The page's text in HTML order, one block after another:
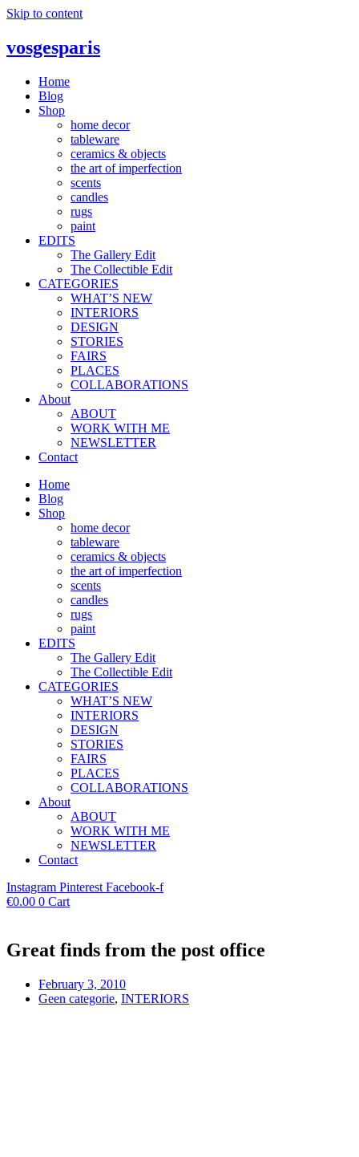
Skip to content
vosgesparis
Home
Blog
Shop
home decor
tableware
ceramics & objects
the art of imperfection
scents
candles
rugs
paint
EDITS
The Gallery Edit
The Collectible Edit
CATEGORIES
WHAT’S NEW
INTERIORS
DESIGN
STORIES
FAIRS
PLACES
COLLABORATIONS
About
ABOUT
WORK WITH ME
NEWSLETTER
Contact
Home
Blog
Shop
home decor
tableware
ceramics & objects
the art of imperfection
scents
candles
rugs
paint
EDITS
The Gallery Edit
The Collectible Edit
CATEGORIES
WHAT’S NEW
INTERIORS
DESIGN
STORIES
FAIRS
PLACES
COLLABORATIONS
About
ABOUT
WORK WITH ME
NEWSLETTER
Contact
Instagram Pinterest Facebook-f
€0.00 0 Cart
Great finds from the post office
February 3, 2010
Geen categorie, INTERIORS